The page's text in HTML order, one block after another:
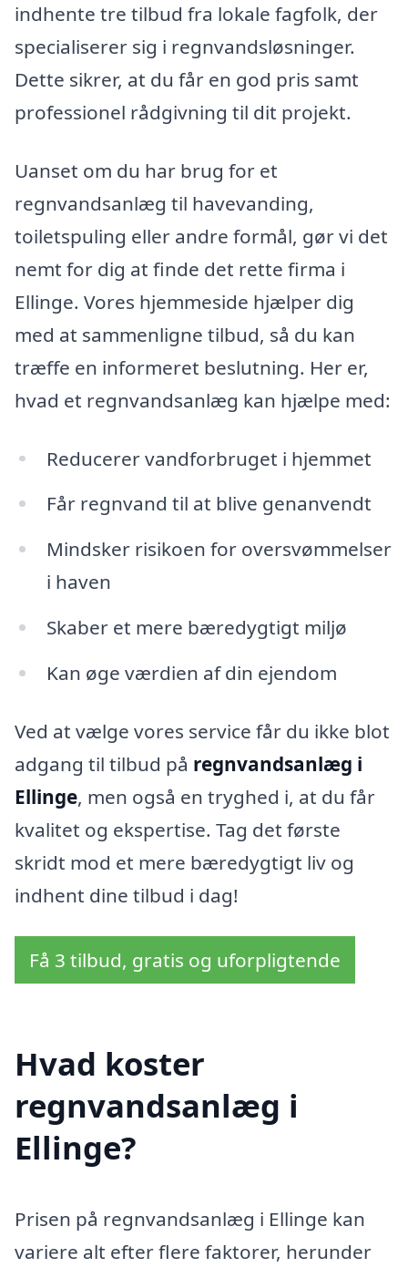
indhente tre tilbud fra lokale fagfolk, der
specialiserer sig i regnvandsløsninger.
Dette sikrer, at du får en god pris samt
professionel rådgivning til dit projekt.
Uanset om du har brug for et
regnvandsanlæg til havevanding,
toiletspuling eller andre formål, gør vi det
nemt for dig at finde det rette firma i
Ellinge. Vores hjemmeside hjælper dig
med at sammenligne tilbud, så du kan
træffe en informeret beslutning. Her er,
hvad et regnvandsanlæg kan hjælpe med:
Reducerer vandforbruget i hjemmet
Får regnvand til at blive genanvendt
Mindsker risikoen for oversvømmelser
i haven
Skaber et mere bæredygtigt miljø
Kan øge værdien af din ejendom
Ved at vælge vores service får du ikke blot
adgang til tilbud på regnvandsanlæg i
Ellinge, men også en tryghed i, at du får
kvalitet og ekspertise. Tag det første
skridt mod et mere bæredygtigt liv og
indhent dine tilbud i dag!
Få 3 tilbud, gratis og uforpligtende
Hvad koster
regnvandsanlæg i
Ellinge?
Prisen på regnvandsanlæg i Ellinge kan
variere alt efter flere faktorer, herunder